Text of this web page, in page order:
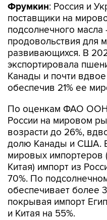
Фрумкин: Россия и
поставщики на
подсолнечного
продовольствия для
развивающихся. В
экспортировала
Канады и почти
обеспечив 21% ее
По оценкам ФАО
России на мировом
возрасти до 26%,
долю Канады и США.
мировых импортеров
Китая) импорт из
70%. По
обеспечивает более
покрывая импорт
и Китая на 55%.